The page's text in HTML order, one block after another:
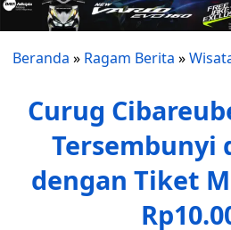
Beranda » Ragam Berita »
Curug
Tersembunyi
dengan Tiket